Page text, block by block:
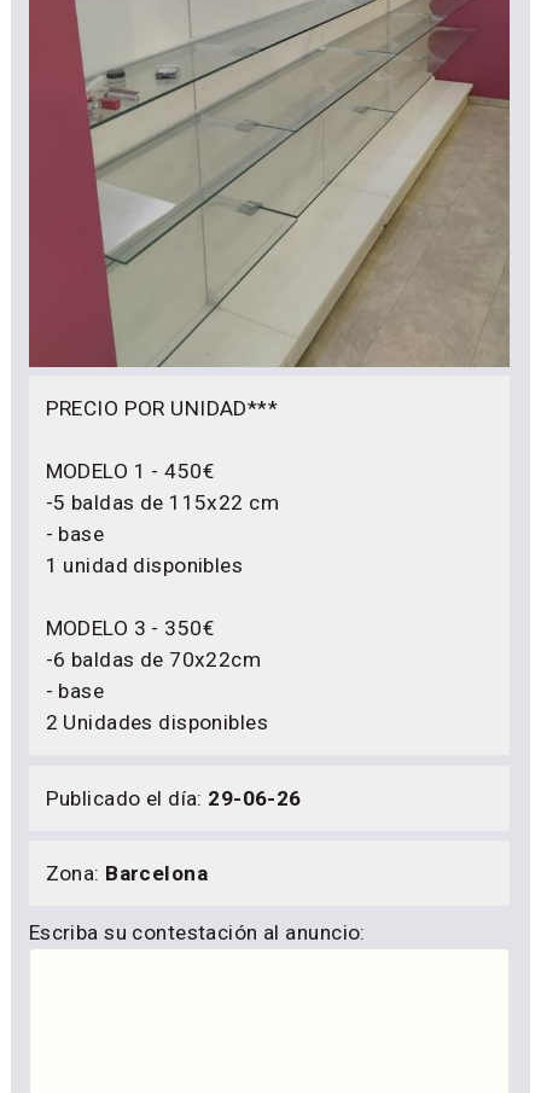
PRECIO POR UNIDAD***
MODELO 1 - 450€
-5 baldas de 115x22 cm
- base
1 unidad disponibles
MODELO 3 - 350€
-6 baldas de 70x22cm
- base
2 Unidades disponibles
Publicado el día: 29-06-26
Zona: Barcelona
Escriba su contestación al anuncio: